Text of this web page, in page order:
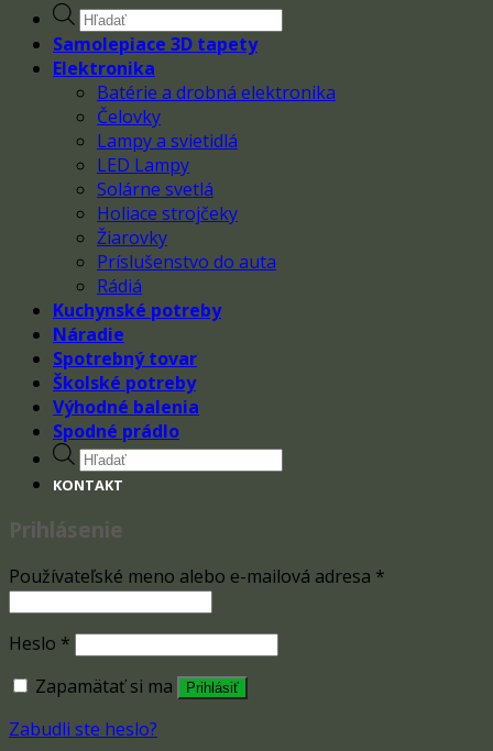
Products
search
Samolepiace 3D tapety
Elektronika
Batérie a drobná elektronika
Čelovky
Lampy a svietidlá
LED Lampy
Solárne svetlá
Holiace strojčeky
Žiarovky
Príslušenstvo do auta
Rádiá
Kuchynské potreby
Náradie
Spotrebný tovar
Školské potreby
Výhodné balenia
Spodné prádlo
Products
search
KONTAKT
Prihlásenie
Používateľské meno alebo e-mailová adresa *
Heslo *
Zapamätať si ma
Prihlásiť
Zabudli ste heslo?